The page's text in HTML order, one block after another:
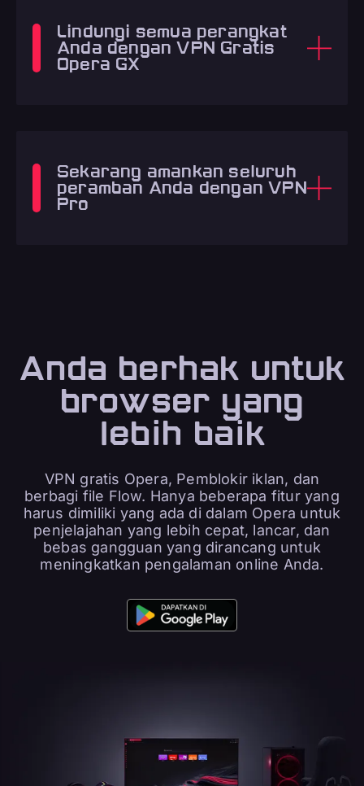
Lindungi semua perangkat
Anda dengan VPN Gratis
Opera GX
Sekarang amankan seluruh
peramban Anda dengan VPN
Pro
Anda berhak untuk
browser yang
lebih baik
VPN gratis Opera, Pemblokir iklan, dan
berbagi file Flow. Hanya beberapa fitur yang
harus dimiliki yang ada di dalam Opera untuk
penjelajahan yang lebih cepat, lancar, dan
bebas gangguan yang dirancang untuk
meningkatkan pengalaman online Anda.